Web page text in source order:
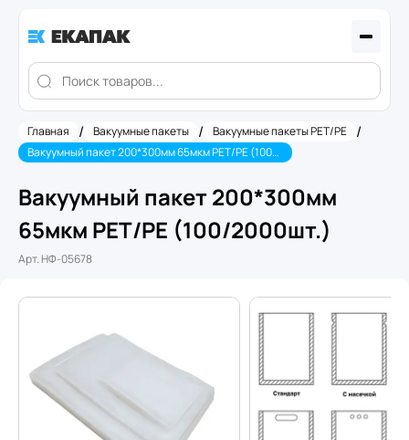
Главная / Вакуумные пакеты / Вакуумные пакеты PET/PE /
Вакуумный пакет 200*300мм 65мкм PET/PE (100/2000шт.)
Вакуумный пакет 200*300мм
65мкм PET/PE (100/2000шт.)
Арт. НФ-05678